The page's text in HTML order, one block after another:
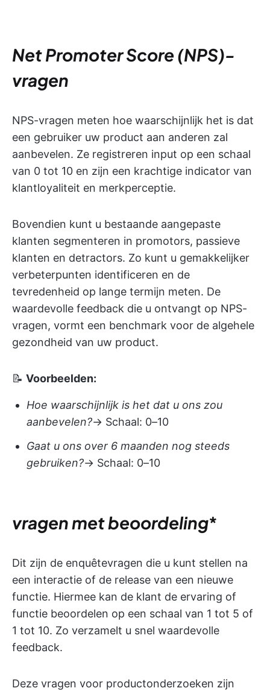
Net Promoter Score (NPS)-
vragen
NPS-vragen meten hoe waarschijnlijk het is dat
een gebruiker uw product aan anderen zal
aanbevelen. Ze registreren input op een schaal
van 0 tot 10 en zijn een krachtige indicator van
klantloyaliteit en merkperceptie.
Bovendien kunt u bestaande aangepaste
klanten segmenteren in promotors, passieve
klanten en detractors. Zo kunt u gemakkelijker
verbeterpunten identificeren en de
tevredenheid op lange termijn meten. De
waardevolle feedback die u ontvangt op NPS-
vragen, vormt een benchmark voor de algehele
gezondheid van uw product.
📝 Voorbeelden:
Hoe waarschijnlijk is het dat u ons zou
aanbevelen?→ Schaal: 0–10
Gaat u ons over 6 maanden nog steeds
gebruiken?→ Schaal: 0–10
vragen met beoordeling*
Dit zijn de enquêtevragen die u kunt stellen na
een interactie of de release van een nieuwe
functie. Hiermee kan de klant de ervaring of
functie beoordelen op een schaal van 1 tot 5 of
1 tot 10. Zo verzamelt u snel waardevolle
feedback.
Deze vragen voor productonderzoeken zijn